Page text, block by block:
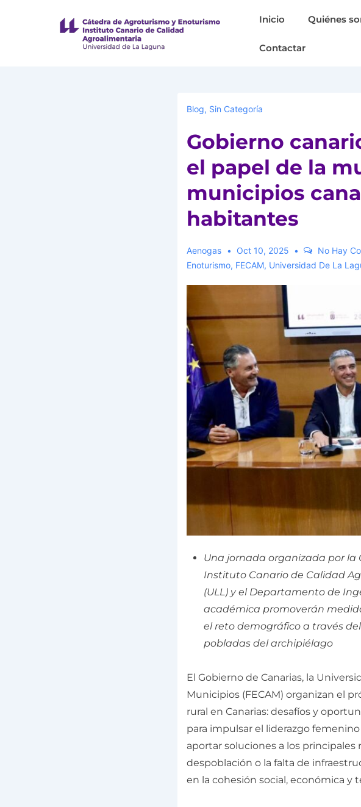
Inicio Quiénes
Contactar
Blog, Sin Categoría
Gobierno
el papel de la
municipios
habitantes
Aenogas Oct 10, 2025 No Hay
Enoturismo, FECAM, Universidad De La
Una jornada organizada por la
Instituto Canario de Calidad
(ULL) y el Departamento de
académica promoverán
el reto demográfico a través
pobladas del archipiélago
El Gobierno de Canarias, la
Municipios (FECAM) organizan el
rural en Canarias: desafíos y
para impulsar el liderazgo
aportar soluciones a los
despoblación o la falta de
en la cohesión social, económica y